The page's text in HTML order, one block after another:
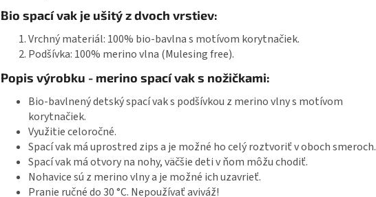
Bio spací vak je ušitý z dvoch vrstiev:
Vrchný materiál: 100% bio-bavlna s motívom korytnačiek.
Podšívka: 100% merino vlna (Mulesing free).
Popis výrobku - merino spací vak s nožičkami:
Bio-bavlnený detský spací vak s podšívkou z merino vlny s motívom
korytnačiek.
Využitie celoročné.
Spací vak má uprostred zips a je možné ho celý roztvoriť v oboch smeroch.
Spací vak má otvory na nohy, väčšie deti v ňom môžu chodiť.
Nohavice sú z merino vlny a je možné ich uzavrieť.
Pranie ručné do 30 °C. Nepoužívať aviváž!